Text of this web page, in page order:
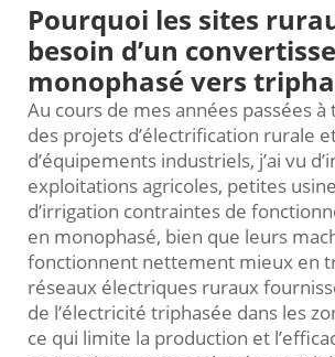
Pourquoi les sites
besoin d’un
monophasé vers
Au cours de mes années passées
des projets d’électrification rurale
d’équipements industriels, j’ai vu
exploitations agricoles, petites
d’irrigation contraintes de
en monophasé, bien que leurs
fonctionnent nettement mieux en
réseaux électriques ruraux
de l’électricité triphasée dans les
ce qui limite la production et